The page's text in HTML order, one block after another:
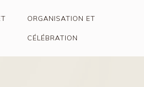
ORGANISATION ET
CÉLÉBRATION